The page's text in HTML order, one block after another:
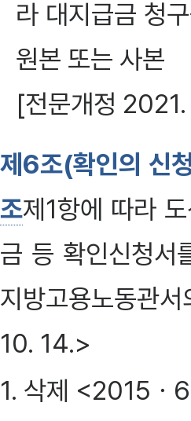
라 대지급금 청
원본 또는 사본
[전문개정
제6조(확인의 신
조제1항에 따라
금 등 확인신청서
지방고용노동관
10. 14.>
1. 삭제 <2015ㆍ